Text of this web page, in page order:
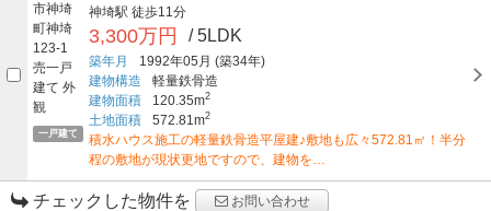
一戸建て
神埼駅 徒歩11分
3,300万円 / 5LDK
築年月 1992年05月 (築34年)
建物構造
軽量鉄骨造
建物面積
120.35m2
土地面積 572.81m2
積水ハウス施工の軽量鉄骨造平屋建♪敷地も広々572.81㎡！半分
程の敷地が現状更地ですので、建物を…
チェックした物件を お問い合わせ